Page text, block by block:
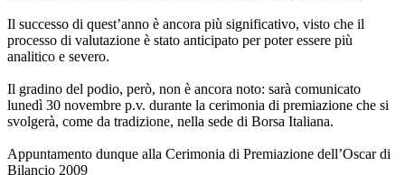
Il successo di quest’anno è ancora più significativo, visto che il
processo di valutazione è stato anticipato per poter essere più
analitico e severo.
Il gradino del podio, però, non è ancora noto: sarà comunicato
lunedì 30 novembre p.v. durante la cerimonia di premiazione che si
svolgerà, come da tradizione, nella sede di Borsa Italiana.
Appuntamento dunque alla Cerimonia di Premiazione dell’Oscar di
Bilancio 2009